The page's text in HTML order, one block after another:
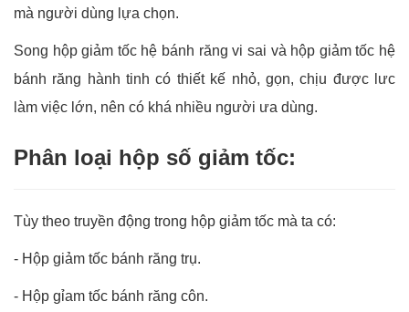
mà người dùng lựa chọn.
Song hộp giảm tốc hệ bánh răng vi sai và hộp giảm tốc hệ
bánh răng hành tinh có thiết kế nhỏ, gọn, chịu được lưc
làm việc lớn, nên có khá nhiều người ưa dùng.
Phân loại hộp số giảm tốc:
Tùy theo truyền động trong hộp giảm tốc mà ta có:
- Hộp giảm tốc bánh răng trụ.
- Hộp gỉam tốc bánh răng côn.